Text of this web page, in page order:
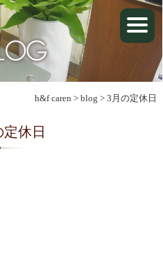
h&f caren >blog >3月の定休日
定休日